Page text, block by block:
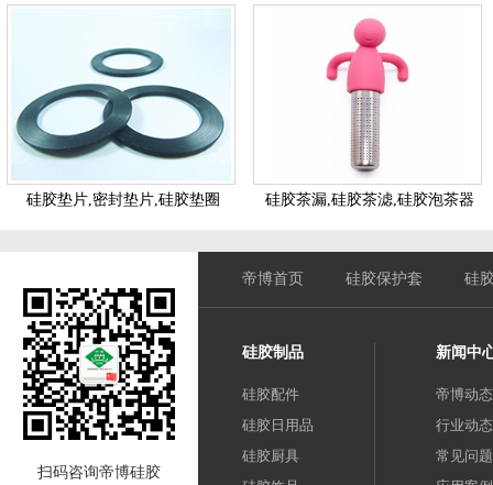
硅胶垫片,密封垫片,硅胶垫圈 硅胶茶漏,硅胶茶滤,硅胶泡茶器
扫码咨询帝博硅胶
帝博首页 硅胶保护套 硅
硅胶制品
硅胶配件
硅胶日用品
硅胶厨具
新闻中
帝博动态
行业动态
常见问题